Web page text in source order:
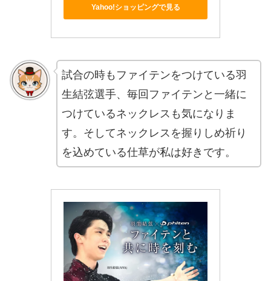
Yahoo!ショッピングで見る
試合の時もファイテンをつけている羽
生結弦選手、毎回ファイテンと一緒に
つけているネックレスも気になりま
す。そしてネックレスを握りしめ祈り
を込めている仕草が私は好きです。